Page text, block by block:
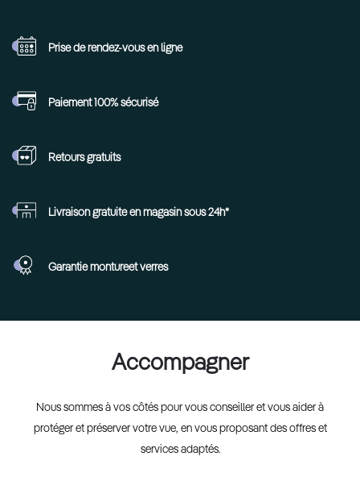
Prise de rendez-vous en ligne
Paiement 100%sécurisé
Retoursgratuits
Livraison gratuite en magasin sous 24h*
Garantie montureet verres
Accompagner
Nous sommes à vos côtés pour vous conseiller et vous aider à
protéger et préserver votre vue, en vous proposant des offres et
services adaptés.